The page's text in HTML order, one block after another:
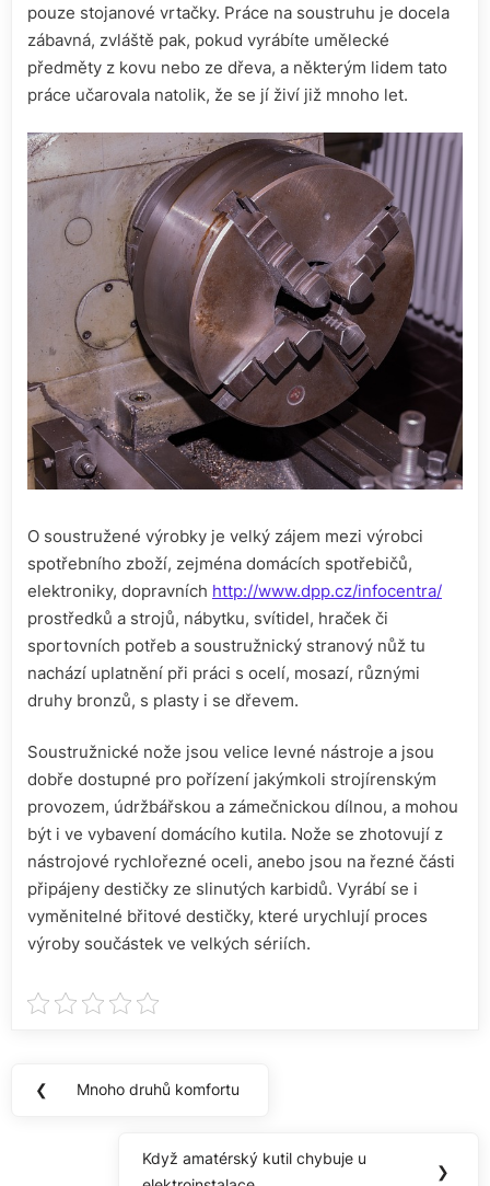
pouze stojanové vrtačky. Práce na soustruhu je docela
zábavná, zvláště pak, pokud vyrábíte umělecké
předměty z kovu nebo ze dřeva, a některým lidem tato
práce učarovala natolik, že se jí živí již mnoho let.
O soustružené výrobky je velký zájem mezi výrobci
spotřebního zboží, zejména domácích spotřebičů,
elektroniky, dopravních http://www.dpp.cz/infocentra/
prostředků a strojů, nábytku, svítidel, hraček či
sportovních potřeb a soustružnický stranový nůž tu
nachází uplatnění při práci s ocelí, mosazí, různými
druhy bronzů, s plasty i se dřevem.
Soustružnické nože jsou velice levné nástroje a jsou
dobře dostupné pro pořízení jakýmkoli strojírenským
provozem, údržbářskou a zámečnickou dílnou, a mohou
být i ve vybavení domácího kutila. Nože se zhotovují z
nástrojové rychlořezné oceli, anebo jsou na řezné části
připájeny destičky ze slinutých karbidů. Vyrábí se i
vyměnitelné břitové destičky, které urychlují proces
výroby součástek ve velkých sériích.
Navigace
❮
Previous
Mnoho druhů komfortu
Next
Když amatérský kutil chybuje u
❯